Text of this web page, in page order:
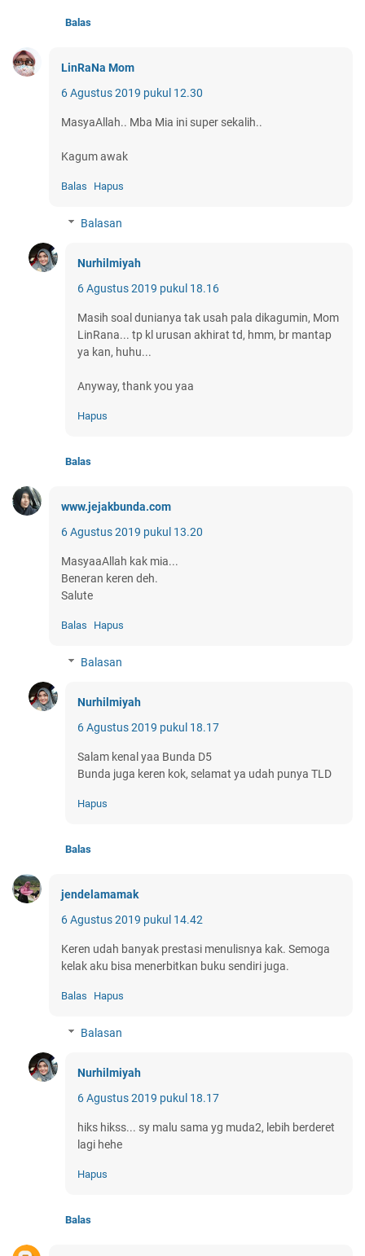
Balas
LinRaNa Mom
6 Agustus 2019 pukul 12.30
MasyaAllah.. Mba Mia ini super sekalih..
Kagum awak
Balas Hapus
Balasan
Nurhilmiyah
6 Agustus 2019 pukul 18.16
Masih soal dunianya tak usah pala dikagumin, Mom
LinRana... tp kl urusan akhirat td, hmm, br mantap
ya kan, huhu...
Anyway, thank you yaa
Hapus
Balas
www.jejakbunda.com
6 Agustus 2019 pukul 13.20
MasyaaAllah kak mia...
Beneran keren deh.
Salute
Balas Hapus
Balasan
Nurhilmiyah
6 Agustus 2019 pukul 18.17
Salam kenal yaa Bunda D5
Bunda juga keren kok, selamat ya udah punya TLD
Hapus
Balas
jendelamamak
6 Agustus 2019 pukul 14.42
Keren udah banyak prestasi menulisnya kak. Semoga
kelak aku bisa menerbitkan buku sendiri juga.
Balas Hapus
Balasan
Nurhilmiyah
6 Agustus 2019 pukul 18.17
hiks hikss... sy malu sama yg muda2, lebih berderet
lagi hehe
Hapus
Balas